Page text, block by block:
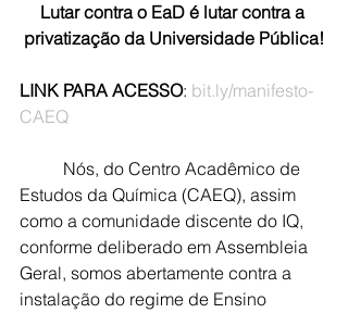
Lutar contra o EaD é lutar contra a
privatização da Universidade Pública!
LINK PARA ACESSO: bit.ly/manifesto-
CAEQ
Estudos da Química (CAEQ), assim
como a comunidade discente do IQ,
conforme deliberado em Assembleia
Geral, somos abertamente contra a
instalação do regime de Ensino